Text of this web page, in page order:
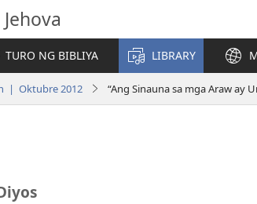
TURO NG BIBLIYA LIBRARY
| Oktubre 2012 “Ang Sinauna sa mga Araw ay